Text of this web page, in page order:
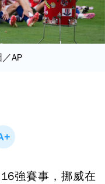
AP
強賽事，挪威在